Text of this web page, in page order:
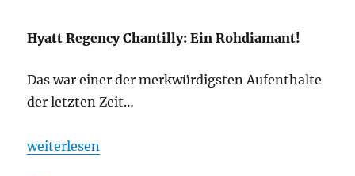
Hyatt Regency Chantilly: Ein Rohdiamant!
Das war einer der merkwürdigsten Aufenthalte
der letzten Zeit…
„Hyatt Regency Chantilly: Ein Rohdiamant!“
weiterlesen